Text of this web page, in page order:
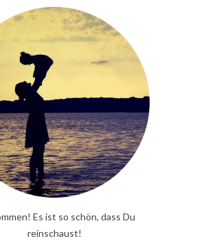
Es ist so schön, dass Du
reinschaust!